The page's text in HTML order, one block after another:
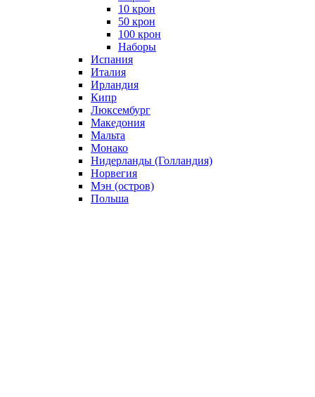
10 крон
50 крон
100 крон
Наборы
Испания
Италия
Ирландия
Кипр
Люксембург
Македония
Мальта
Монако
Нидерланды (Голландия)
Норвегия
Мэн (остров)
Польша